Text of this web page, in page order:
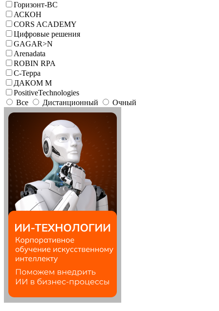
Горизонт-ВС
АСКОН
CORS ACADEMY
Цифровые решения
GAGAR>N
Arenadata
ROBIN RPA
С-Терра
ДАКОМ М
PositiveTechnologies
Все
Дистанционный Очный